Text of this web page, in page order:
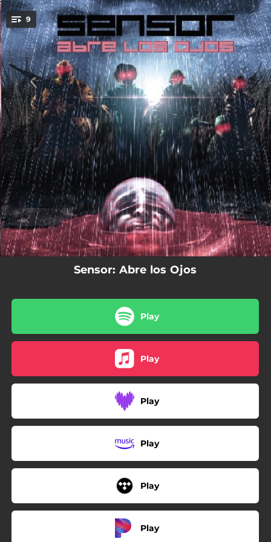
You're all set!
9
Ciegos
04:30
Golpe Bajo al Corazón (feat. Enrique Cuevas)
04:42
No Lloraré por Ti
03:13
When Love (feat. Enrique Cuevas & Juan Rivas)
03:28
Adiós
05:11
Despertar
07:26
Beber de Tu Sangre (feat. Carlos Escobedo, Gasu Siqueiros & Ernesto Mondragón)
04:21
Ya No (feat. Gustavo Samberino)
03:10
En Mi Interior (feat. Carlos Escobedo)
03:26
Sensor: Abre los Ojos
Play
Play
Play
Play
Play
Play
.